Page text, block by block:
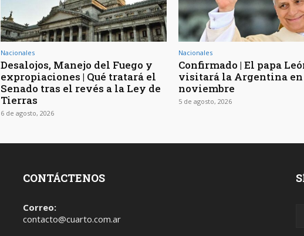
Nacionales
Desalojos, Manejo del Fuego y
expropiaciones | Qué tratará el
Senado tras el revés a la Ley de
Tierras
6 de agosto, 2026
Nacionales
Confirmado | El papa
visitará la Argentina en
noviembre
5 de agosto, 2026
CONTÁCTENOS
Correo:
contacto@cuarto.com.ar